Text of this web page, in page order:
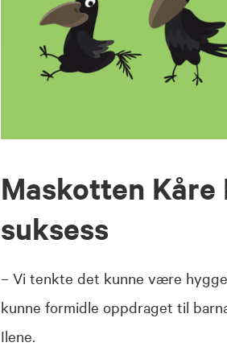
Maskotten Kåre
suksess
– Vi tenkte det kunne være
kunne formidle oppdraget til
Ilene.